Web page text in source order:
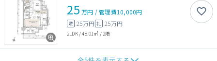
25 万円 /管理費10,000円
敷 25万円 礼 25万円
2LDK/48.01㎡ / 2階